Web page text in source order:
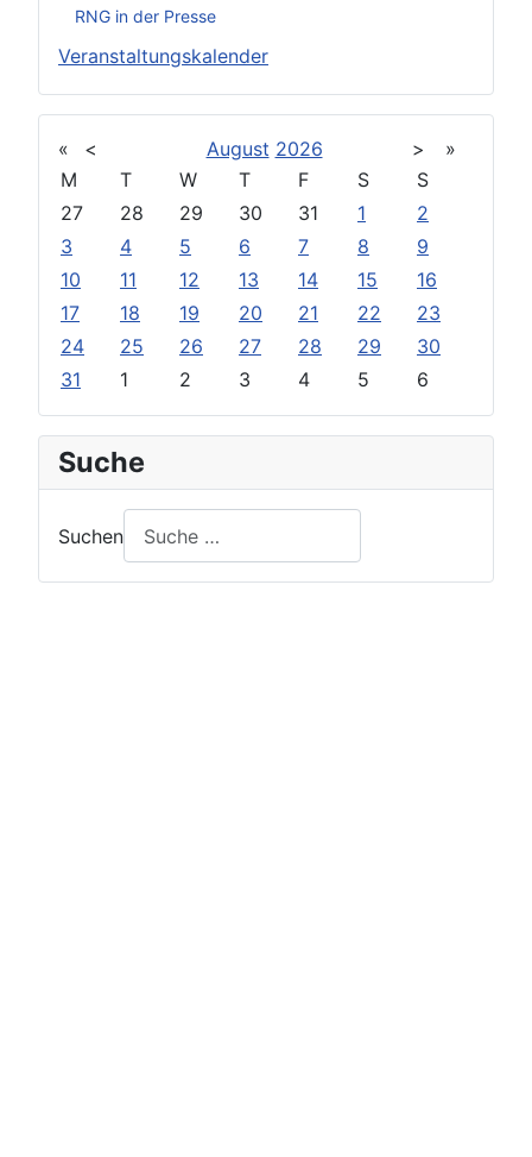
RNG in der Presse
Veranstaltungskalender
« < August 2026 >
»
M
T W T F S
S
27
28 29 30 31 1
2
3
4 5 6 7 8
9
10
11 12 13 14 15
16
17
18 19 20 21 22
23
24
25 26 27 28 29
30
31
1 2 3 4 5 6
Suche
Suchen